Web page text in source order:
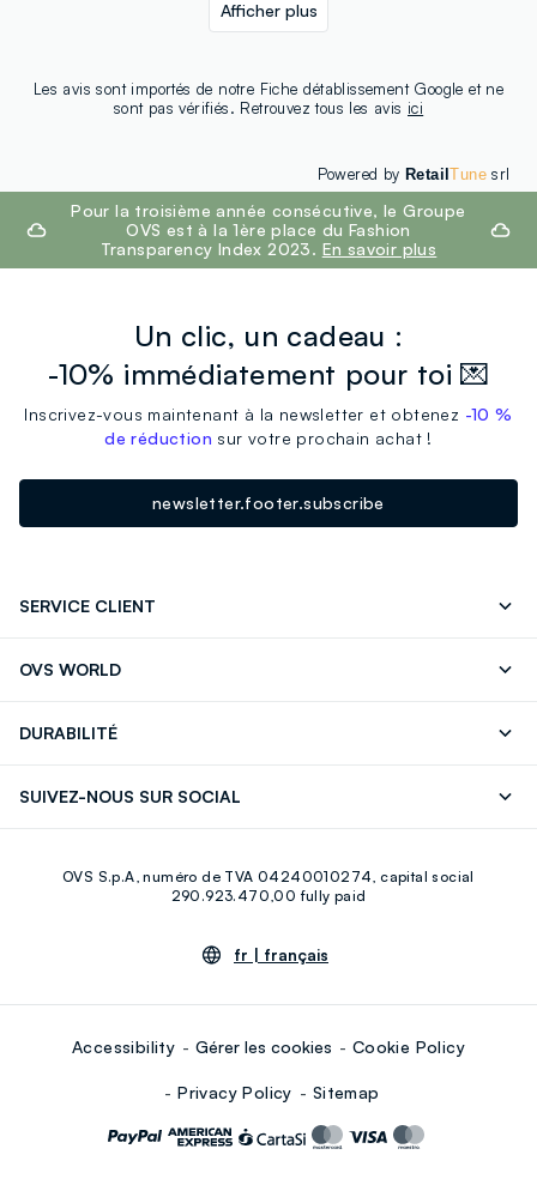
Les avis sont importés de notre Fiche détablissement Google et ne
sont pas vérifiés. Retrouvez tous les avis ici
Afficher plus
Powered by RetailTunesrl
footer.ariatitlePour la troisième année consécutive, le Groupe
OVS est à la 1ère place du Fashion
Transparency Index 2023. En savoir plus
Un clic, un cadeau :
-10% immédiatement pour toi 💌
Inscrivez-vous maintenant à la newsletter et obtenez -10 %
de réduction sur votre prochain achat !
newsletter.footer.subscribe
SERVICE CLIENT
OVS WORLD
DURABILITÉ
SUIVEZ-NOUS SUR SOCIAL
Youtube Linkedin
OVS S.p.A, numéro de TVA 04240010274, capital social
290.923.470,00 fully paid
fr | français
Accessibility Gérer les cookies Cookie Policy
Privacy Policy Sitemap